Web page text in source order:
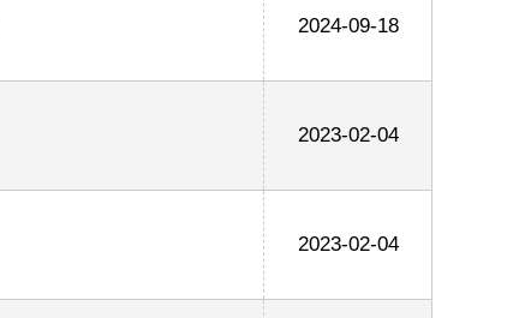
2024-09-18
2023-02-04
2023-02-04